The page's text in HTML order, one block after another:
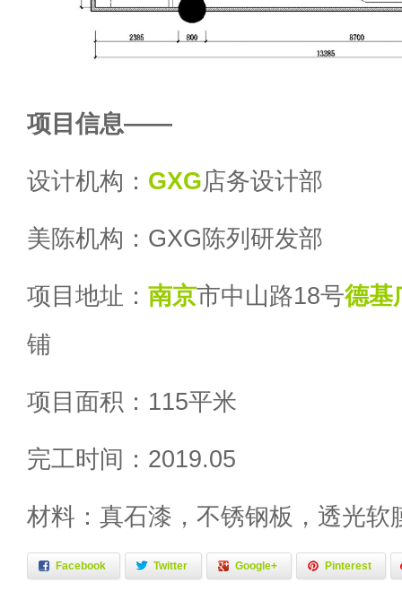
项目信息——
设计机构： GXG店务设计部
美陈机构：GXG陈列研发部
项目地址： 南京市中山路18号德基
铺
项目面积：115平米
完工时间：2019.05
材料：真石漆，不锈钢板，透光软
Facebook Twitter Google+ Pinterest